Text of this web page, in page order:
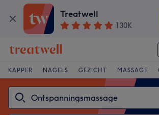
Treatwell
130K
KAPPER NAGELS GEZICHT MASSAGE